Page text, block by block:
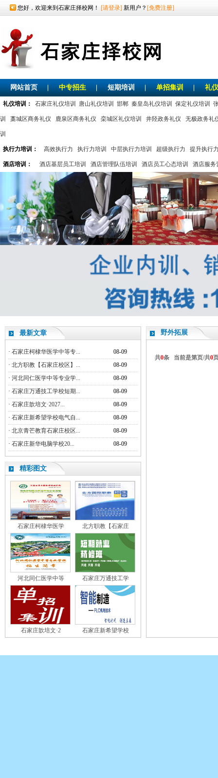
您好，欢迎来到石家庄择校网！ [请登录] 新用户？ [免费注册]
网站首页 中专招生 短期培训 单招集训 礼
礼仪培训： 石家庄礼仪培训 唐山礼仪培训 邯郸 秦皇岛礼仪培训 保定礼仪培训
训 藁城区商务礼仪 鹿泉区商务礼仪 栾城区礼仪培训 井陉政务礼仪 无极政务礼
训
执行力培训： 高效执行力 执行力培训 中层执行力培训 超级执行力 提升执行
酒店培训： 酒店基层员工培训 酒店管理队伍培训 酒店员工心态培训 酒店服务
最新文章
· 石家庄柯棣华医学中等专...
08-09
· 北方职教【石家庄校区】...
08-09
· 河北同仁医学中等专业学...
08-09
· 石家庄万通技工学校短期...
08-09
· 石家庄歆培文·2027...
08-09
· 石家庄新希望学校电气自...
08-09
· 北京青芒教育石家庄校区...
08-09
· 石家庄新华电脑学校20... 08-09
精彩图文
石家庄柯棣华医学 北方职教【石家庄
河北同仁医学中等 石家庄万通技工学
石家庄歆培文·2 石家庄新希望学校
野外拓展
共0条 当前是第页/共0